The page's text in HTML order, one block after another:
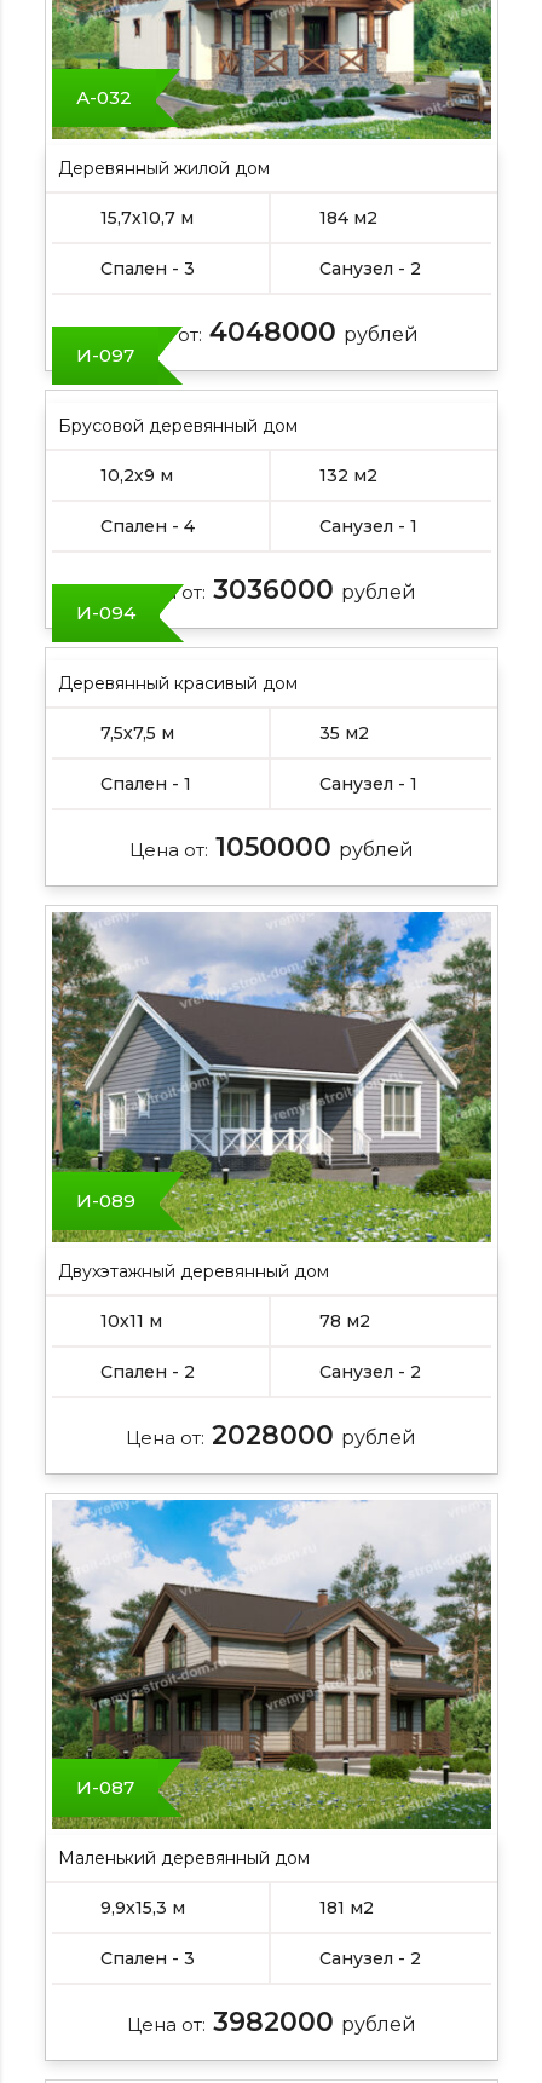
А-032
Деревянный жилой дом
15,7х10,7 м 184 м2
Спален - 3 Санузел - 2
Цена от: 4048000 рублей
И-097
Брусовой деревянный дом
10,2х9 м 132 м2
Спален - 4 Санузел - 1
Цена от: 3036000 рублей
И-094
Деревянный красивый дом
7,5х7,5 м 35 м2
Спален - 1 Санузел - 1
Цена от: 1050000 рублей
И-089
Двухэтажный деревянный дом
10х11 м 78 м2
Спален - 2 Санузел - 2
Цена от: 2028000 рублей
И-087
Маленький деревянный дом
9,9х15,3 м 181 м2
Спален - 3 Санузел - 2
Цена от: 3982000 рублей